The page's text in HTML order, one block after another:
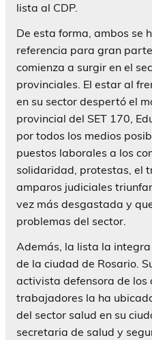
lista al CDP.
De esta forma, ambos se
referencia para gran
comienza a surgir en el
provinciales. El estar al
en su sector despertó el
provincial del SET 170,
por todos los medios
puestos laborales a los
solidaridad, protestas, el
amparos judiciales
vez más desgastada y
problemas del sector.
Además, la lista la
de la ciudad de Rosario.
activista defensora de los
trabajadores la ha
del sector salud en su
secretaria de salud y